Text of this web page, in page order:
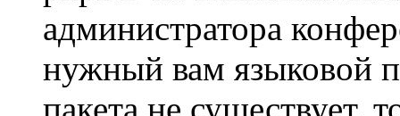
администратора
нужный вам языковой